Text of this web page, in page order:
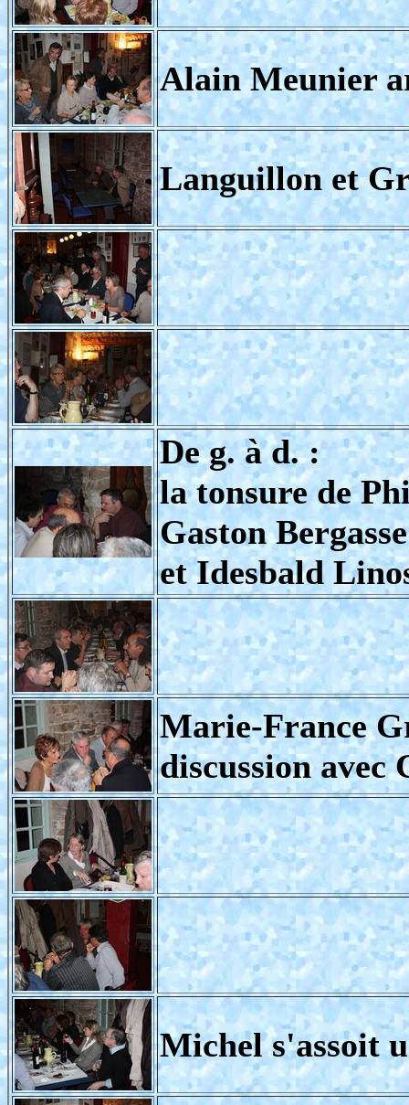
Alain Meunier
Languillon et
De g. à d. :
la tonsure de
Gaston Bergasse
et Idesbald
Marie-France
discussion
Michel s'assoit